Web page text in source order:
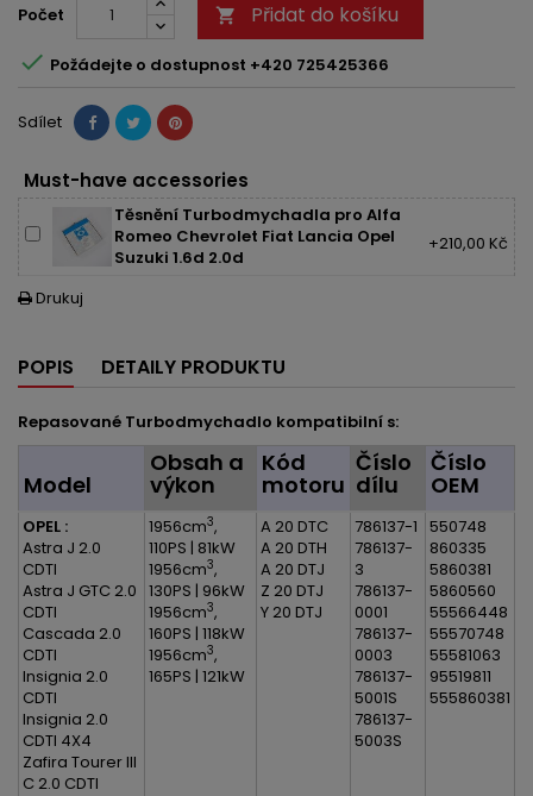
Počet  Přidat do košíku
 Požádejte o dostupnost +420 725425366
Sdílet
Must-have accessories
Těsnění Turbodmychadla pro Alfa
Romeo Chevrolet Fiat Lancia Opel
Suzuki 1.6d 2.0d
+210,00 Kč
 Drukuj
POPIS DETAILY PRODUKTU
Repasované Turbodmychadlo kompatibilní s:
Model
Obsah a
výkon
Kód
motoru
Číslo
dílu
Číslo
OEM
OPEL :
Astra J 2.0
CDTI
Astra J GTC 2.0
CDTI
Cascada 2.0
CDTI
Insignia 2.0
CDTI
Insignia 2.0
CDTI 4X4
Zafira Tourer III
C 2.0 CDTI
1956cm3,
110PS | 81kW
1956cm3,
130PS | 96kW
1956cm3,
160PS | 118kW
1956cm3,
165PS | 121kW
A 20 DTC
A 20 DTH
A 20 DTJ
Z 20 DTJ
Y 20 DTJ
786137-1
786137-
3
786137-
0001
786137-
0003
786137-
5001S
786137-
5003S
550748
860335
5860381
5860560
55566448
55570748
55581063
95519811
555860381